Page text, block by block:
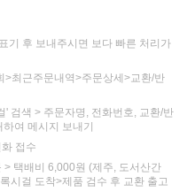
기 후 보내주시면 보다 빠른 처리가
>최근주문내역>주문상세>교환/반
' 검색 > 주문자명, 전화번호, 교환/반
여 메시지 보내기
접수
> 택배비 6,000원 (제주, 도서산간
시걸 도착>제품 검수 후 교환 출고